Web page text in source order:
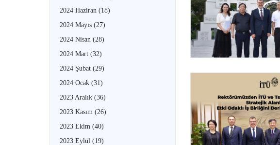
2024 Haziran (18)
2024 Mayıs (27)
2024 Nisan (28)
2024 Mart (32)
2024 Şubat (29)
2024 Ocak (31)
2023 Aralık (36)
2023 Kasım (26)
2023 Ekim (40)
2023 Eylül (19)